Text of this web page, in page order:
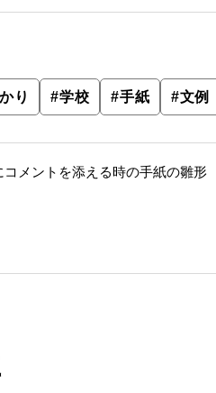
り #学校 #手紙 #文例
メントを添える時の手紙の雛形